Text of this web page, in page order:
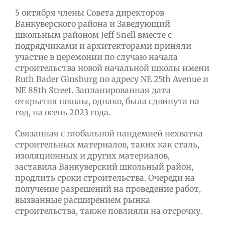
5 октября члены Совета директоров
Ванкуверского района и Заведующий
школьным районом Jeff Snell вместе с
подрядчиками и архитекторами приняли
участие в церемонии по случаю начала
строительства новой начальной школы имени
Ruth Bader Ginsburg по адресу NE 25th Avenue и
NE 88th Street. Запланированная дата
открытия школы, однако, была сдвинута на
год, на осень 2023 года.
Связанная с глобальной пандемией нехватка
строительных материалов, таких как сталь,
изоляционных и других материалов,
заставила Ванкуверский школьный район,
продлить сроки строительства. Очереди на
получение разрешений на проведение работ,
вызванные расширением рынка
строительства, также повлияли на отсрочку.